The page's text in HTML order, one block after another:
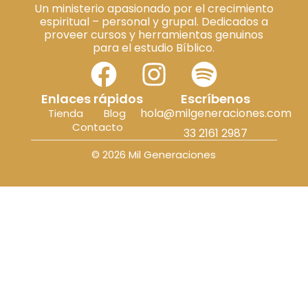
Un ministerio apasionado por el crecimiento
espiritual – personal y grupal. Dedicados a
proveer cursos y herramientas genuinos
para el estudio Bíblico.
Enlaces rápidos
Tienda
Blog
Contacto
Escríbenos
hola@milgeneraciones.com
33 2161 2987
© 2026 Mil Generaciones